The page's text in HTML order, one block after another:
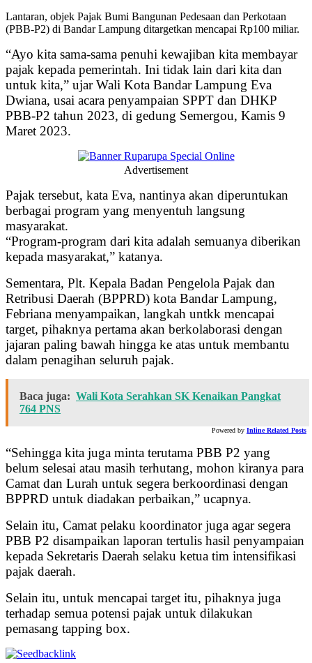
Lantaran, objek Pajak Bumi Bangunan Pedesaan dan Perkotaan
(PBB-P2) di Bandar Lampung ditargetkan mencapai Rp100 miliar.
“Ayo kita sama-sama penuhi kewajiban kita membayar
pajak kepada pemerintah. Ini tidak lain dari kita dan
untuk kita,” ujar Wali Kota Bandar Lampung Eva
Dwiana, usai acara penyampaian SPPT dan DHKP
PBB-P2 tahun 2023, di gedung Semergou, Kamis 9
Maret 2023.
Advertisement
Pajak tersebut, kata Eva, nantinya akan diperuntukan
berbagai program yang menyentuh langsung
masyarakat.
“Program-program dari kita adalah semuanya diberikan
kepada masyarakat,” katanya.
Sementara, Plt. Kepala Badan Pengelola Pajak dan
Retribusi Daerah (BPPRD) kota Bandar Lampung,
Febriana menyampaikan, langkah untkk mencapai
target, pihaknya pertama akan berkolaborasi dengan
jajaran paling bawah hingga ke atas untuk membantu
dalam penagihan seluruh pajak.
Baca juga: Wali Kota Serahkan SK Kenaikan Pangkat
764 PNS
Powered by Inline Related Posts
“Sehingga kita juga minta terutama PBB P2 yang
belum selesai atau masih terhutang, mohon kiranya para
Camat dan Lurah untuk segera berkoordinasi dengan
BPPRD untuk diadakan perbaikan,” ucapnya.
Selain itu, Camat pelaku koordinator juga agar segera
PBB P2 disampaikan laporan tertulis hasil penyampaian
kepada Sekretaris Daerah selaku ketua tim intensifikasi
pajak daerah.
Selain itu, untuk mencapai target itu, pihaknya juga
terhadap semua potensi pajak untuk dilakukan
pemasang tapping box.